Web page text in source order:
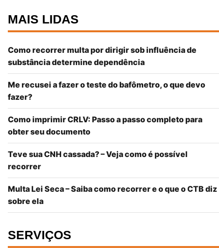
MAIS LIDAS
Como recorrer multa por dirigir sob influência de
substância determine dependência
Me recusei a fazer o teste do bafômetro, o que devo
fazer?
Como imprimir CRLV: Passo a passo completo para
obter seu documento
Teve sua CNH cassada? – Veja como é possível
recorrer
Multa Lei Seca – Saiba como recorrer e o que o CTB diz
sobre ela
SERVIÇOS